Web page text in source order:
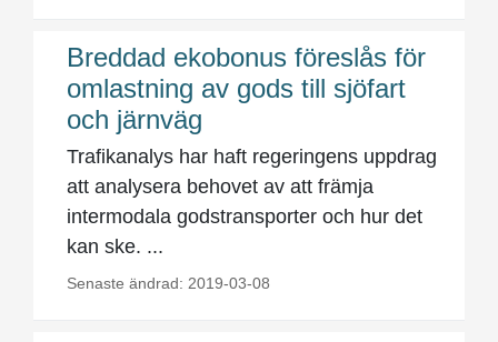
Breddad ekobonus föreslås för
omlastning av gods till sjöfart
och järnväg
Trafikanalys har haft regeringens uppdrag
att analysera behovet av att främja
intermodala godstransporter och hur det
kan ske. ...
Senaste ändrad: 2019-03-08